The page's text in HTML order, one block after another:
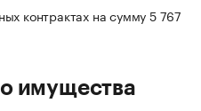
контрактах на сумму 5 767
имущества